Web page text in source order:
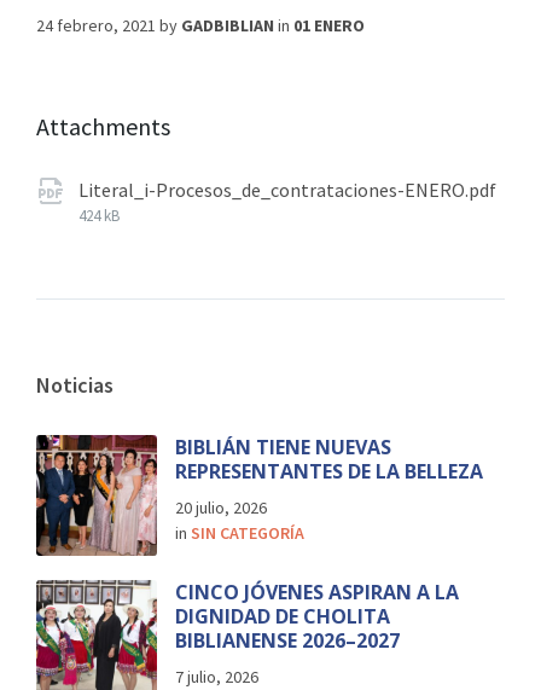
24 febrero, 2021 by GADBIBLIAN in 01 ENERO
Attachments
Literal_i-Procesos_de_contrataciones-ENERO.pdf
424 kB
Noticias
BIBLIÁN TIENE NUEVAS
REPRESENTANTES DE LA BELLEZA
20 julio, 2026
in SIN CATEGORÍA
CINCO JÓVENES ASPIRAN A LA
DIGNIDAD DE CHOLITA
BIBLIANENSE 2026–2027
7 julio, 2026